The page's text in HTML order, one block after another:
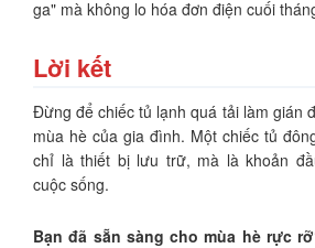
ga" mà không lo hóa đơn điện cuối
Lời kết
Đừng để chiếc tủ lạnh quá tải làm gián
mùa hè của gia đình. Một chiếc tủ
chỉ là thiết bị lưu trữ, mà là khoản
cuộc sống.
Bạn đã sẵn sàng cho mùa hè rực